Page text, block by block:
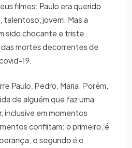
filmes: Paulo era querido
talentoso, jovem. Mas a
sido chocante e triste
das mortes decorrentes de
19.
Paulo, Pedro, Maria. Porém,
de alguém que faz uma
inclusive em momentos
conflitam: o primeiro, é
o segundo é o